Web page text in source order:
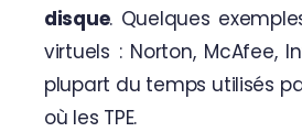
disque. Quelques
virtuels : Norton, McAfee,
plupart du temps utilisés
où les TPE.